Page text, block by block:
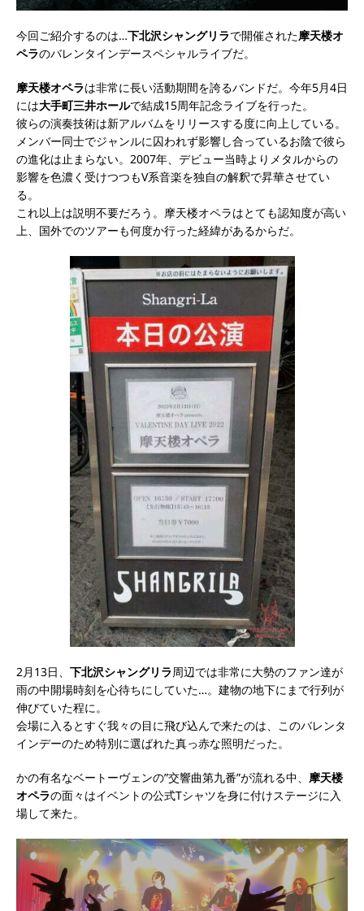
今回ご紹介するのは…下北沢シャングリラで開催された摩天楼オ
ペラのバレンタインデースペシャルライブだ。
摩天楼オペラは非常に長い活動期間を誇るバンドだ。今年5月4日
には大手町三井ホールで結成15周年記念ライブを行った。
彼らの演奏技術は新アルバムをリリースする度に向上している。
メンバー同士でジャンルに囚われず影響し合っているお陰で彼ら
の進化は止まらない。 2007年、デビュー当時よりメタルからの
影響を色濃く受けつつもV系音楽を独自の解釈で昇華させてい
る。
これ以上は説明不要だろう。摩天楼オペラはとても認知度が高い
上、国外でのツアーも何度か行った経緯があるからだ。
2月13日、 下北沢シャングリラ周辺では非常に大勢のファン達が
雨の中開場時刻を心待ちにしていた…。建物の地下にまで行列が
伸びていた程に。
会場に入るとすぐ我々の目に飛び込んで来たのは、このバレンタ
インデーのため特別に選ばれた真っ赤な照明だった。
かの有名なベートーヴェンの”交響曲第九番”が流れる中、 摩天楼
オペラの面々はイベントの公式Tシャツを身に付けステージに入
場して来た。